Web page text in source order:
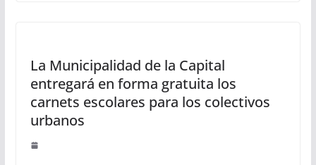
La Municipalidad de la Capital
entregará en forma gratuita los
carnets escolares para los colectivos
urbanos